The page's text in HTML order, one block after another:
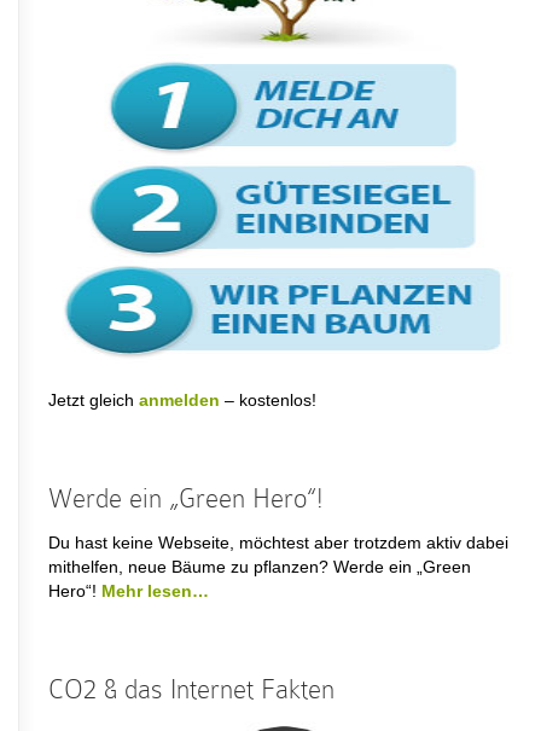
Jetzt gleich anmelden – kostenlos!
Werde ein „Green Hero“!
Du hast keine Webseite, möchtest aber trotzdem aktiv dabei
mithelfen, neue Bäume zu pflanzen? Werde ein „Green
Hero“! Mehr lesen…
CO2 & das Internet Fakten